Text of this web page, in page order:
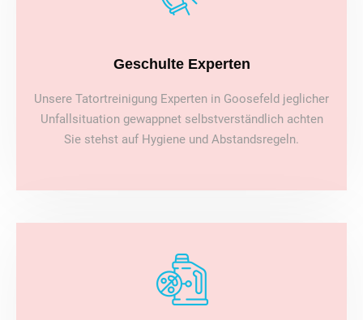
Geschulte Experten
Unsere Tatortreinigung Experten in Goosefeld jeglicher
Unfallsituation gewappnet selbstverständlich achten
Sie stehst auf Hygiene und Abstandsregeln.